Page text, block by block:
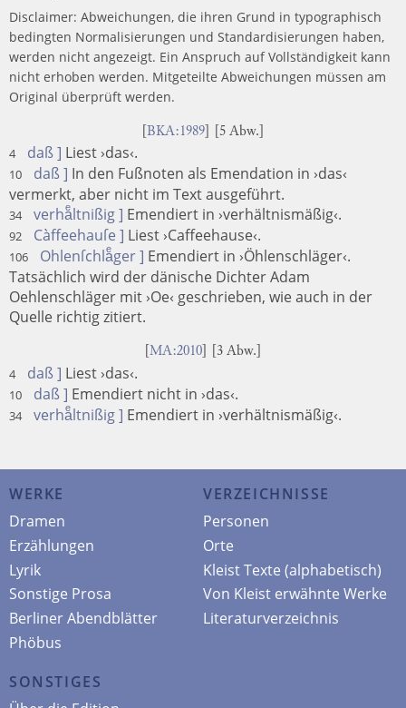
Disclaimer: Abweichungen, die ihren Grund in typographisch
bedingten Normalisierungen und Standardisierungen haben,
werden nicht angezeigt. Ein Anspruch auf Vollständigkeit kann
nicht erhoben werden. Mitgeteilte Abweichungen müssen am
Original überprüft werden.
BKA:1989 ] [5 Abw.]
4 daß ] Liest ›das‹.
10 daß ] In den Fußnoten als Emendation in ›das‹
vermerkt, aber nicht im Text ausgeführt.
34 verhaͤltnißig ] Emendiert in ›verhältnismäßig‹.
92 Càffeehauſe ] Liest ›Caffeehause‹.
106 Ohlenſchlaͤger ] Emendiert in ›Öhlenschläger‹.
Tatsächlich wird der dänische Dichter Adam
Oehlenschläger mit ›Oe‹ geschrieben, wie auch in der
Quelle richtig zitiert.
MA:2010 ] [3 Abw.]
4 daß ] Liest ›das‹.
10 daß ] Emendiert nicht in ›das‹.
34 verhaͤltnißig ] Emendiert in ›verhältnismäßig‹.
WERKE
Dramen
Erzählungen
Lyrik
Sonstige Prosa
Berliner Abendblätter
Phöbus
VERZEICHNISSE
Personen
Orte
Kleist Texte (alphabetisch)
Von Kleist erwähnte Werke
Literaturverzeichnis
SONSTIGES